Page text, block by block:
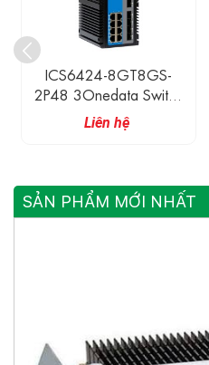
ICS6424-8GT8GS-
2P48 3Onedata Switch
Công Nghiệp 8 Cổng
Ethernet Gigabit, 8 Cổng
Liên hệ
SẢN PHẨM MỚI NHẤT